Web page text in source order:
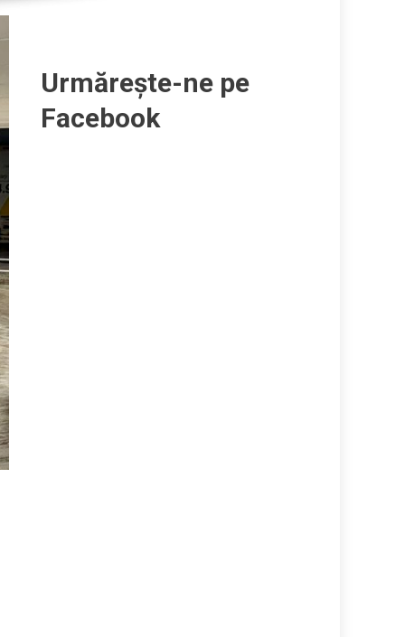
Urmărește-ne pe
Facebook